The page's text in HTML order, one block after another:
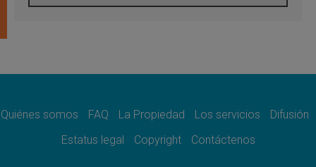
Bokalic: "En Argentina el Papa León señalará
07.08.2026
07.08.2026
Universidades Católicas: «Exercises in
Quiénes somos FAQ La Propiedad Los servicios
Difusión
Estatus legal
Copyright Contáctenos